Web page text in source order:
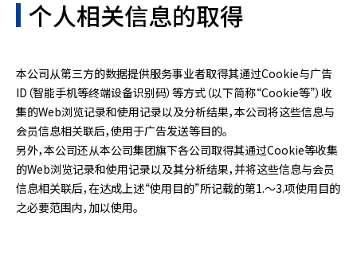
个人相关信息的取得
本公司从第三方的数据提供服务事业者取得其通过Cookie与广告
ID（智能手机等终端设备识别码）等方式（以下简称“Cookie等”）收
集的Web浏览记录和使用记录以及分析结果，本公司将这些信息与
会员信息相关联后，使用于广告发送等目的。
另外，本公司还从本公司集团旗下各公司取得其通过Cookie等收集
的Web浏览记录和使用记录以及其分析结果，并将这些信息与会员
信息相关联后，在达成上述“使用目的”所记载的第1.～3.项使用目的
之必要范围内，加以使用。